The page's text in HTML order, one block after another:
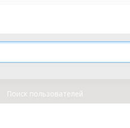
Поиск пользователей